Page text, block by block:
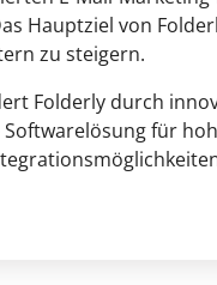
Hauptziel von
zu steigern.
Folderly durch
für